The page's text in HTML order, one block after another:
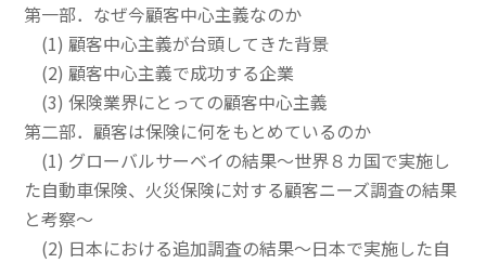
第一部．なぜ今顧客中心主義なのか
(1) 顧客中心主義が台頭してきた背景
(2) 顧客中心主義で成功する企業
(3) 保険業界にとっての顧客中心主義
第二部．顧客は保険に何をもとめているのか
(1) グローバルサーベイの結果〜世界８カ国で実施し
た自動車保険、火災保険に対する顧客ニーズ調査の結果
と考察〜
(2) 日本における追加調査の結果〜日本で実施した自